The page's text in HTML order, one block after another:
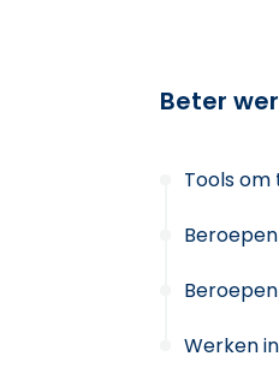
Beter
Tools
Werken